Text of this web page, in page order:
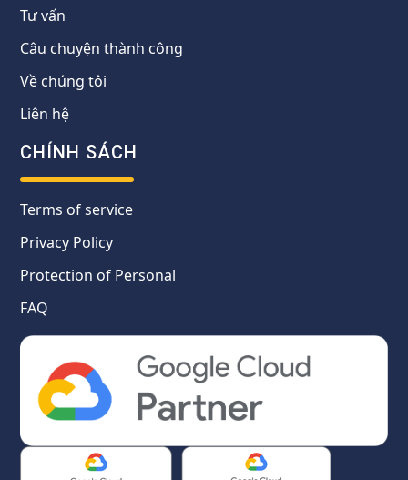
Tư vấn
Câu chuyện thành công
Về chúng tôi
Liên hệ
CHÍNH SÁCH
Terms of service
Privacy Policy
Protection of Personal
FAQ